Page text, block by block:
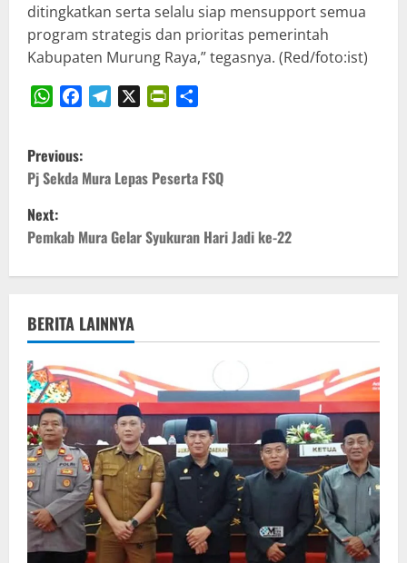
ditingkatkan serta selalu siap mensupport semua
program strategis dan prioritas pemerintah
Kabupaten Murung Raya,” tegasnya. (Red/foto:ist)
P
o
s
a
v
i
g
a
t
Previous:
Pj Sekda Mura Lepas Peserta FSQ
Next:
Pemkab Mura Gelar Syukuran Hari Jadi ke-22
BERITA LAINNYA